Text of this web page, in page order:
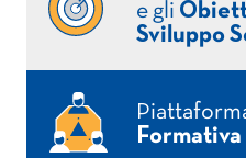
e gli
Sviluppo
Formativa